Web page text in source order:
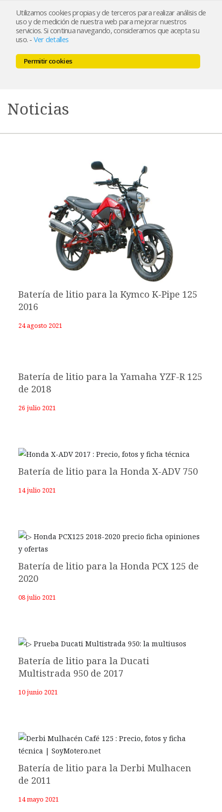
Utilizamos cookies propias y de terceros para realizar análisis de
uso y de medición de nuestra web para mejorar nuestros
servicios. Si continua navegando, consideramos que acepta su
uso. - Ver detalles
Permitir cookies
MENU
Noticias
Batería de litio para la Kymco K-Pipe 125
2016
24 agosto 2021
Batería de litio para la Yamaha YZF-R 125
de 2018
26 julio 2021
Batería de litio para la Honda X-ADV 750
14 julio 2021
Batería de litio para la Honda PCX 125 de
2020
08 julio 2021
Batería de litio para la Ducati
Multistrada 950 de 2017
10 junio 2021
Batería de litio para la Derbi Mulhacen
de 2011
14 mayo 2021